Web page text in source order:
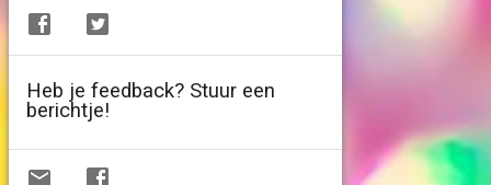
Heb je feedback? Stuur een
berichtje!